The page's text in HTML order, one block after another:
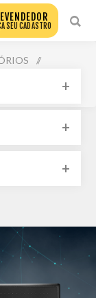
SEU CADASTRO
/